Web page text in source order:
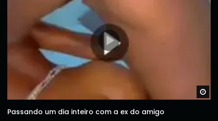
Passando um dia inteiro com a ex do amigo